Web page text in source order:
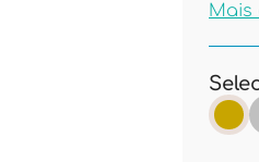
Mais